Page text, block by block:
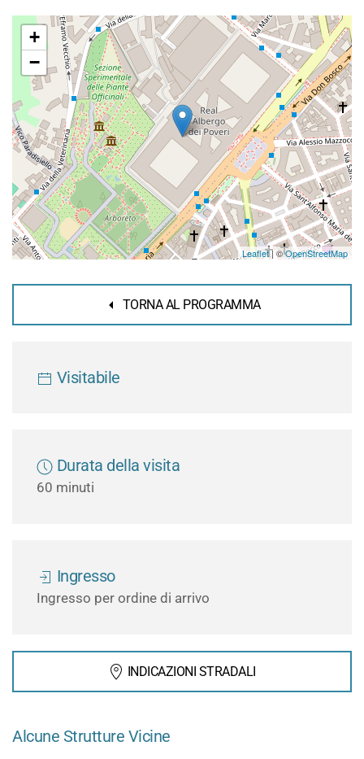
+
−
Leaflet| ©OpenStreetMap
TORNA AL PROGRAMMA
Visitabile
Durata della visita
60 minuti
Ingresso
Ingresso per ordine di arrivo
INDICAZIONI STRADALI
Alcune Strutture Vicine